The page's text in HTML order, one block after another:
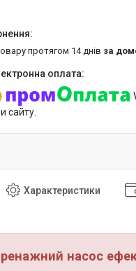
протягом 14 днів за
сайту.
Характеристики
насос